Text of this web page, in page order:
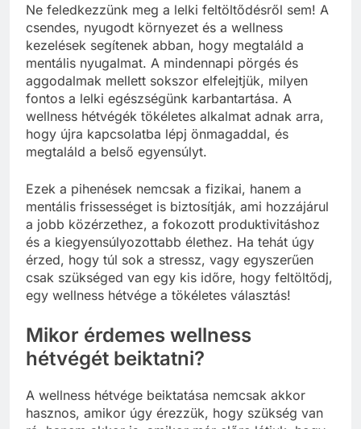
Ne feledkezzünk meg a lelki feltöltődésről sem! A
csendes, nyugodt környezet és a wellness
kezelések segítenek abban, hogy megtaláld a
mentális nyugalmat. A mindennapi pörgés és
aggodalmak mellett sokszor elfelejtjük, milyen
fontos a lelki egészségünk karbantartása. A
wellness hétvégék tökéletes alkalmat adnak arra,
hogy újra kapcsolatba lépj önmagaddal, és
megtaláld a belső egyensúlyt.
Ezek a pihenések nemcsak a fizikai, hanem a
mentális frissességet is biztosítják, ami hozzájárul
a jobb közérzethez, a fokozott produktivitáshoz
és a kiegyensúlyozottabb élethez. Ha tehát úgy
érzed, hogy túl sok a stressz, vagy egyszerűen
csak szükséged van egy kis időre, hogy feltöltődj,
egy wellness hétvége a tökéletes választás!
Mikor érdemes wellness
hétvégét beiktatni?
A wellness hétvége beiktatása nemcsak akkor
hasznos, amikor úgy érezzük, hogy szükség van